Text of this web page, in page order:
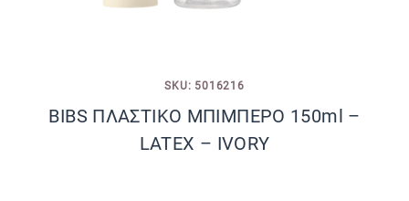
SKU: 5016216
BIBS ΠΛΑΣΤΙΚΟ ΜΠΙΜΠΕΡΟ 150ml –
LATEX – IVORY